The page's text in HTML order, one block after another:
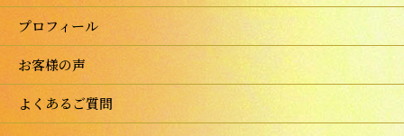
プロフィール
お客様の声
よくあるご質問